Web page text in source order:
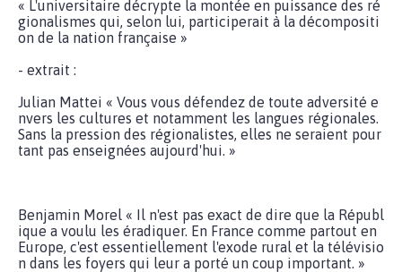
« L'universitaire décrypte la montée en puissance des ré
gionalismes qui, selon lui, participerait à la décompositi
on de la nation française »
- extrait :
Julian Mattei « Vous vous défendez de toute adversité e
nvers les cultures et notamment les langues régionales.
Sans la pression des régionalistes, elles ne seraient pour
tant pas enseignées aujourd'hui. »
Benjamin Morel « Il n'est pas exact de dire que la Républ
ique a voulu les éradiquer. En France comme partout en
Europe, c'est essentiellement l'exode rural et la télévisio
n dans les foyers qui leur a porté un coup important. »